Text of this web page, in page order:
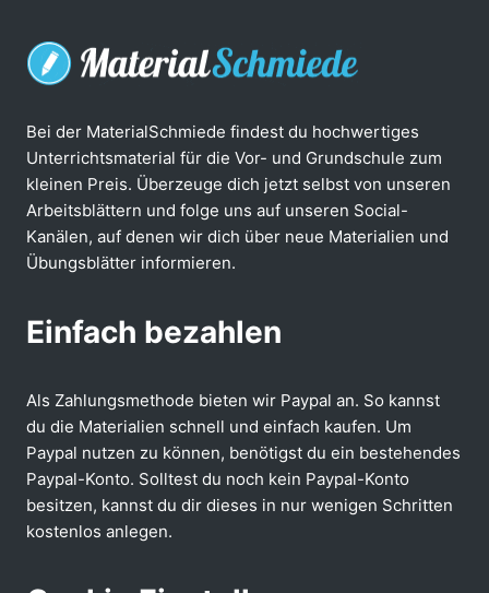
Bei der MaterialSchmiede findest du hochwertiges
Unterrichtsmaterial für die Vor- und Grundschule zum
kleinen Preis. Überzeuge dich jetzt selbst von unseren
Arbeitsblättern und folge uns auf unseren Social-
Kanälen, auf denen wir dich über neue Materialien und
Übungsblätter informieren.
Einfach bezahlen
Als Zahlungsmethode bieten wir Paypal an. So kannst
du die Materialien schnell und einfach kaufen. Um
Paypal nutzen zu können, benötigst du ein bestehendes
Paypal-Konto. Solltest du noch kein Paypal-Konto
besitzen, kannst du dir dieses in nur wenigen Schritten
kostenlos anlegen.